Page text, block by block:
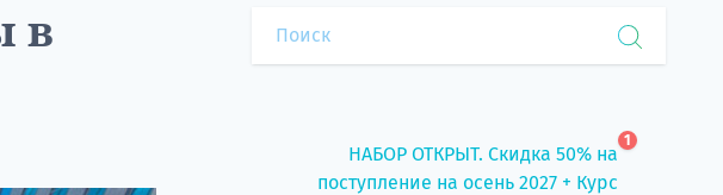
в
НАБОР ОТКРЫТ. Скидка 50% на
поступление на осень 2027 + Курс
1